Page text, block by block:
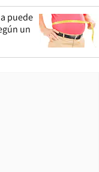
puede
un